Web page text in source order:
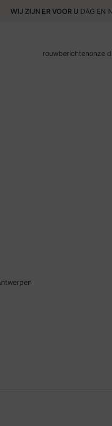
WIJ ZIJN ER VOOR U DAG EN
rouwberichtenonze